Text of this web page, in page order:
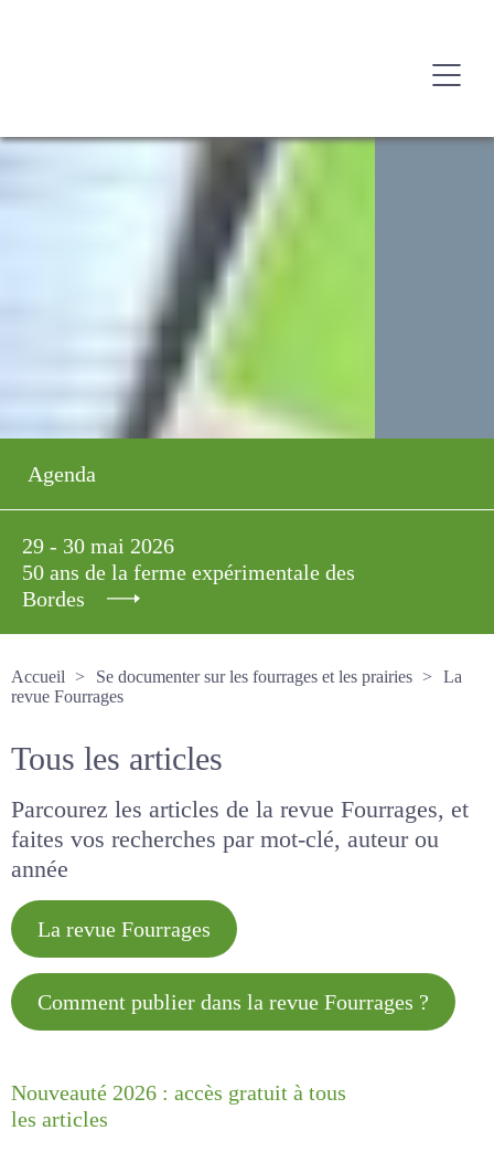
Agenda
29 - 30 mai 2026
50 ans de la ferme expérimentale des
Bordes
Accueil
Se documenter sur les fourrages et les prairies
La revue Fourrages
Tous les articles
Parcourez les articles de la revue Fourrages, et
faites vos recherches par mot-clé, auteur ou
année
La revue Fourrages
Comment publier dans la revue
Nouveauté 2026 : accès gratuit à